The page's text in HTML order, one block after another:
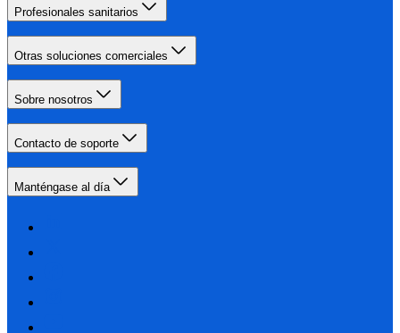
Profesionales sanitarios
Otras soluciones comerciales
Sobre nosotros
Contacto de soporte
Manténgase al día